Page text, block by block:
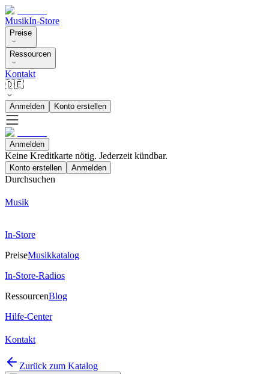
MusikIn-Store
Preise
Ressourcen
Kontakt
🇩🇪
Anmelden Konto erstellen
Anmelden
Keine Kreditkarte nötig. Jederzeit kündbar.
Konto erstellen Anmelden
Durchsuchen
Musik
In-Store
PreiseMusikkatalog
In-Store-Radios
RessourcenBlog
Hilfe-Center
Kontakt
Zurück zum Katalog